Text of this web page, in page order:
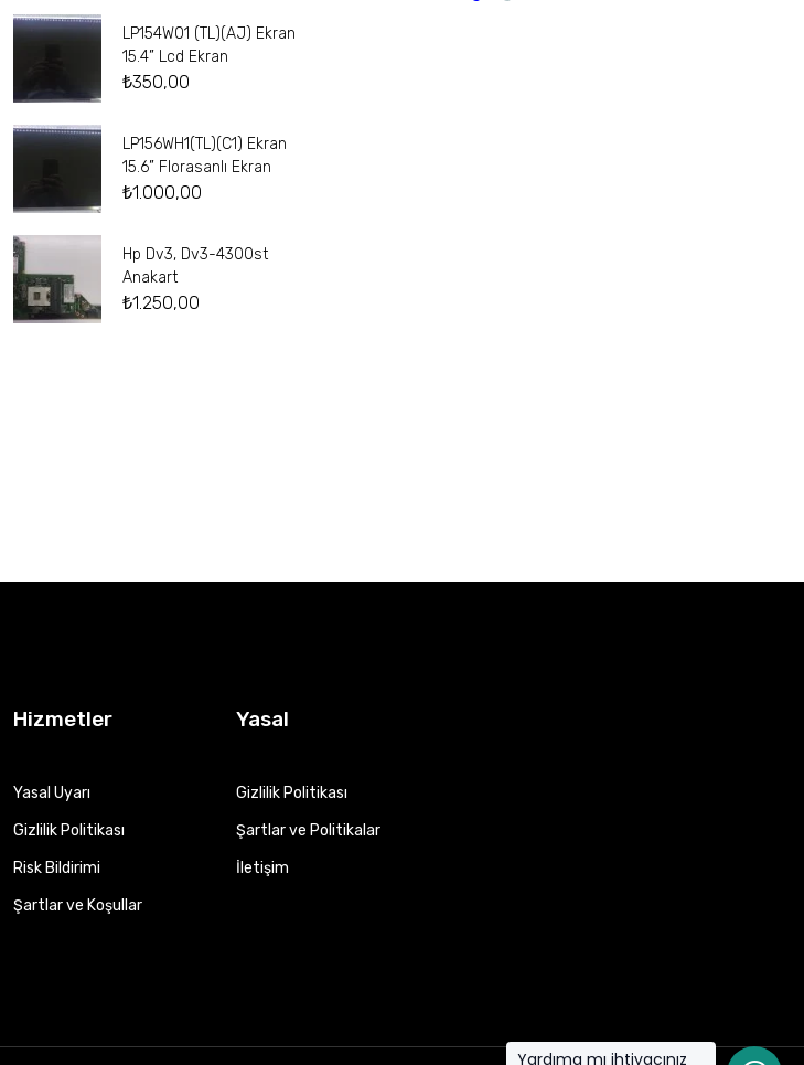
LP154W01 (TL)(AJ) Ekran
15.4” Lcd Ekran
₺350,00
LP156WH1(TL)(C1) Ekran
15.6” Florasanlı Ekran
₺1.000,00
Hp Dv3, Dv3-4300st
Anakart
₺1.250,00
Hizmetler
Yasal Uyarı
Gizlilik Politikası
Risk Bildirimi
Şartlar ve Koşullar
Yasal
Gizlilik Politikası
Şartlar ve Politikalar
İletişim
Yardıma mı ihtiyacınız